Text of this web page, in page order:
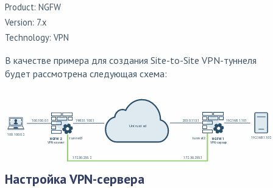
Product: NGFW
Version: 7.x
Technology: VPN
В качестве примера для создания Site-to-Site VPN-туннеля
будет рассмотрена следующая схема:
Настройка VPN-сервера